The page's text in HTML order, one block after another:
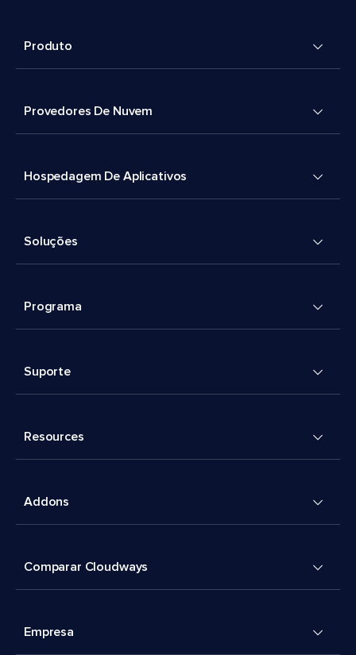
Produto
Provedores De Nuvem
Hospedagem De Aplicativos
Soluções
Programa
Suporte
Resources
Addons
Comparar Cloudways
Empresa